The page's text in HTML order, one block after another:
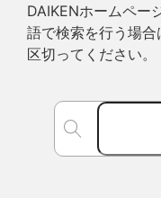
DAIKENホームペー
語で検索を行う場
区切ってください。